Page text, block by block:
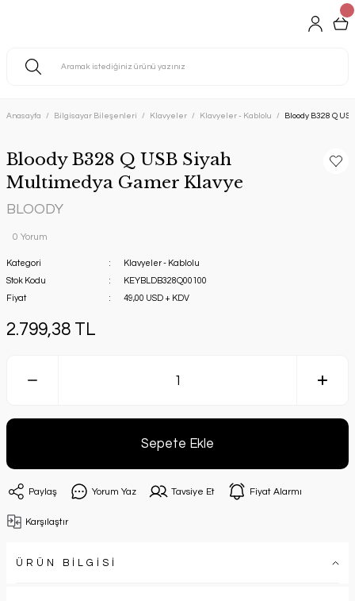
Anasayfa Bilgisayar Bileşenleri Klavyeler Klavyeler - Kablolu Bloody B328 Q
Bloody B328 Q USB Siyah
Multimedya Gamer Klavye
BLOODY
0 Yorum
Kategori
Klavyeler - Kablolu
Stok Kodu
KEYBLDB328Q00100
Fiyat
49,00 USD + KDV
2.799,38 TL
Sepete Ekle
Paylaş Yorum Yaz Tavsiye Et Fiyat Alarmı
Karşılaştır
ÜRÜN BİLGİSİ